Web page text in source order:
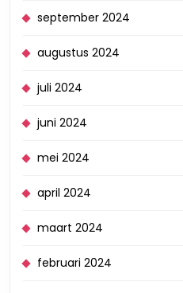
september 2024
augustus 2024
juli 2024
juni 2024
mei 2024
april 2024
maart 2024
februari 2024